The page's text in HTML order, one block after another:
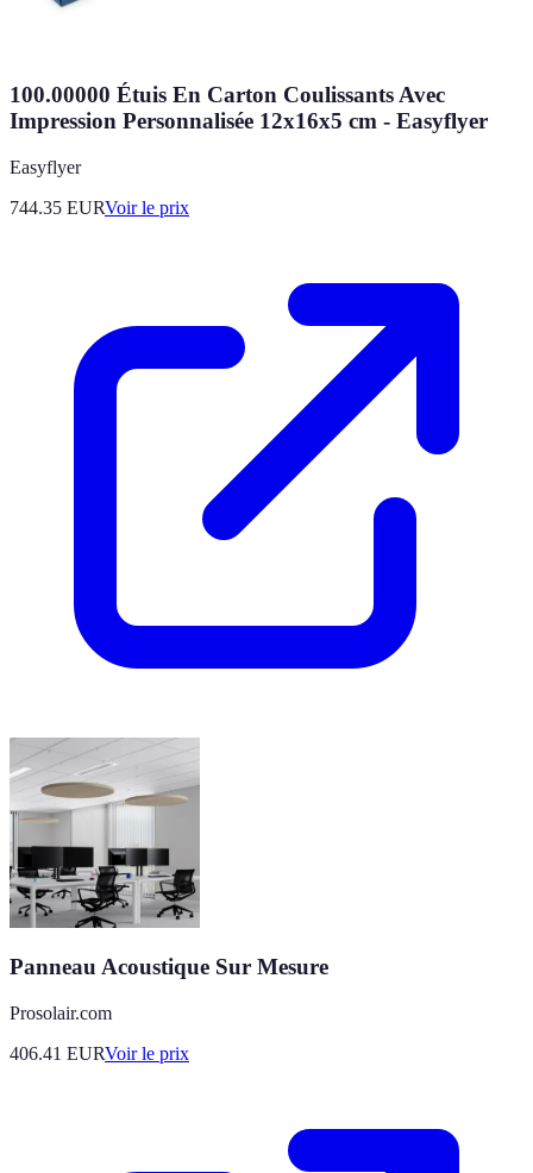
100.00000 Étuis En Carton Coulissants Avec
Impression Personnalisée 12x16x5 cm - Easyflyer
Easyflyer
744.35 EURVoir le prix
Panneau Acoustique Sur Mesure
Prosolair.com
406.41 EURVoir le prix